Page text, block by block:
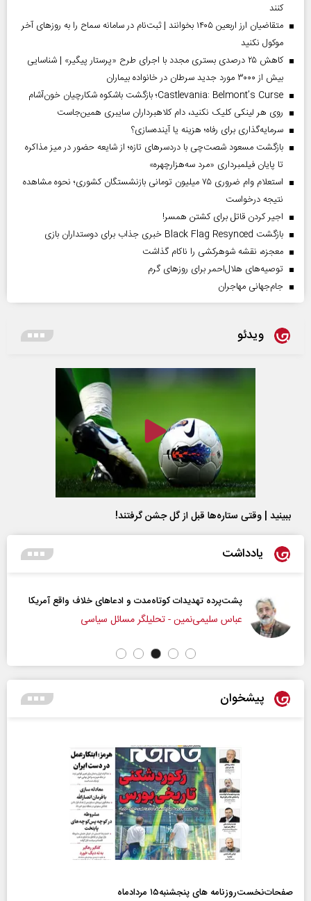
کنند
متقاضیان ارز اربعین ۱۴۰۵ بخوانند | ثبت‌نام در سامانه سماح را به روز‌های آخر
موکول نکنید
کاهش ۲۵ درصدی بستری مجدد با اجرای طرح «پرستار پیگیر» | شناسایی
بیش از ۳۰۰۰ مورد جدید سرطان در خانواده بیماران
Castlevania: Belmont’s Curse؛ بازگشت باشکوه شکارچیان خون‌آشام
روی هر لینکی کلیک نکنید، دام کلاهبرداران سایبری همین‌جاست
سرمایه‌گذاری برای رفاه؛ هزینه یا آینده‌سازی؟
بازگشت مسعود شصت‌چی با دردسر‌های تازه؛ از شایعه حضور در میز مذاکره
تا پایان فیلمبرداری «مرد سه‌هزارچهره»
استعلام وام ضروری ۷۵ میلیون تومانی بازنشستگان کشوری؛ نحوه مشاهده
نتیجه درخواست
اجیر کردن قاتل برای کشتن همسر!
بازگشت Black Flag Resynced خبری جذاب برای دوستداران بازی
معجزه، نقشه شوهرکشی را ناکام گذاشت
توصیه‌های هلال‌احمر برای روز‌های گرم
جام‌جهانی مهاجران
ویدئو
ببینید | وقتی ستاره‌ها قبل از گل جشن گرفتند!
یادداشت
کوتاه‏‌مدت و ادعا‌های خلاف واقع آمریکا
- تحلیلگر مسائل سیاسی
اربعین نماد
پیشخوان
صفحات‌نخست‌روزنامه ها‌ی پنجشنبه‌۱۵ مردادماه